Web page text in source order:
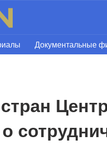
Документальные